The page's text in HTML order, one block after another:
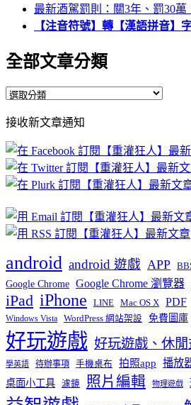
最新酒駕罰則：關3年、罰30萬
【注音符號】轉【漢語拼音】
全部文章分類
全
文
章
分
類
接收新文章通知
android android 遊戲 APP
Google Chrome Google Chrome 瀏覽器
iPad iPhone LINE Mac OS X PDF
Windows Vista WordPress 網站架設 免費圖庫
好玩遊戲 好玩遊戲、休閒
學英語 待辦事項 手機桌布 拍照app 播放
桌面小工具 濾鏡 照片編輯 物理遊戲